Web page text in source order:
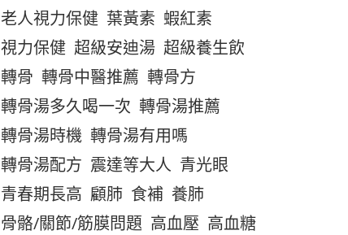
老人視力保健 葉黃素 蝦紅素
視力保健 超級安迪湯 超級養生飲
轉骨 轉骨中醫推薦 轉骨方
轉骨湯多久喝一次 轉骨湯推薦
轉骨湯時機 轉骨湯有用嗎
轉骨湯配方 震達等大人 青光眼
青春期長高 顧肺 食補 養肺
骨骼/關節/筋膜問題 高血壓 高血糖